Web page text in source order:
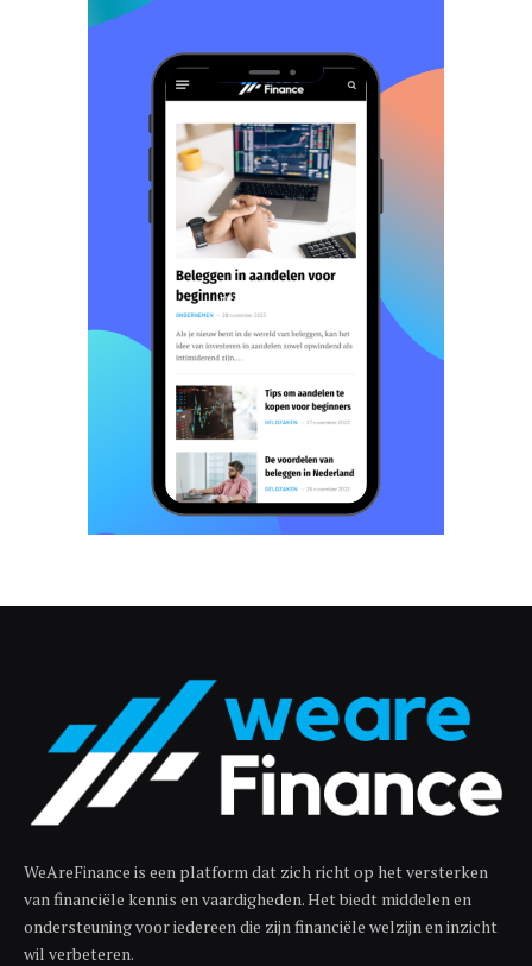
WeAreFinance is een platform dat zich richt op het versterken
van financiële kennis en vaardigheden. Het biedt middelen en
ondersteuning voor iedereen die zijn financiële welzijn en inzicht
wil verbeteren.